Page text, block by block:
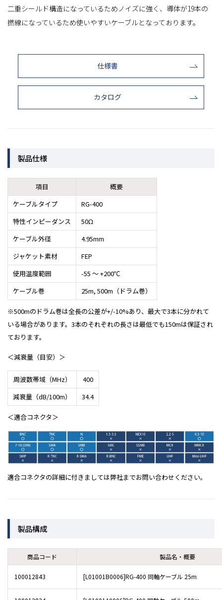
二重シールド構造になっているためノイズに強く、導体が19本の
撚線になっているため使いやすいケーブルとなっております。
仕様書
カタログ
製品仕様
項目
概要
ケーブルタイプ
RG-400
特性インピーダンス
50Ω
ケーブル外径
4.95mm
ジャケット素材
FEP
使用温度範囲
-55 ～ +200℃
ケーブル巻
25m, 500m（ドラム巻）
※500mのドラム巻は全長の公差が+/-10%あり、最大で3本に分かれて
いる場合があります。3本のそれぞれの長さは最低でも150mは保証され
ております。
＜減衰量（目安）＞
周波数帯域（MHz）
400
減衰量（dB/100m）
34.4
＜適合コネクタ＞
適合コネクタの詳細に付きましては弊社までお問い合わせください。
製品構成
商品コード 製品名・概要
100012843 [L01001B0006]RG-400 同軸ケーブル 25m